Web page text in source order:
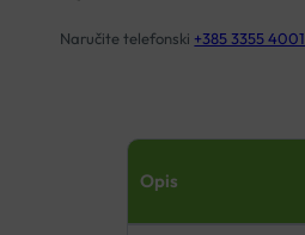
Naručite telefonski +385 3355 4001
Opis